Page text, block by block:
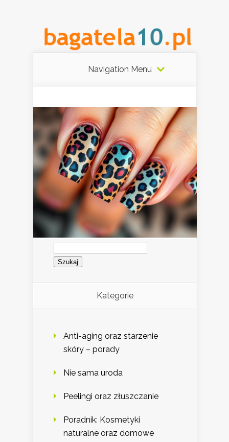
Navigation Menu
Szukaj:
Kategorie
Anti-aging oraz starzenie
skóry – porady
Nie sama uroda
Peelingi oraz złuszczanie
Poradnik: Kosmetyki
naturalne oraz domowe